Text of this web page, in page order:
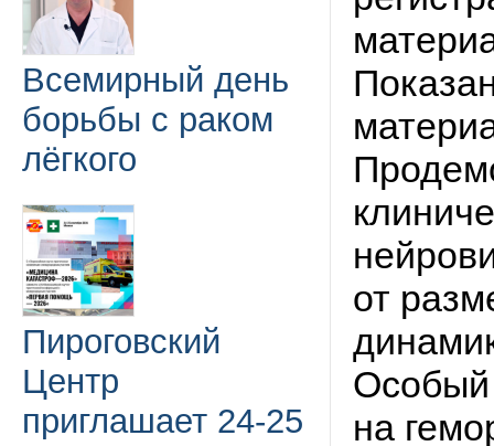
Всемирный день
борьбы с раком
лёгкого
Пироговский
Центр
приглашает 24-25
от
Особый
на